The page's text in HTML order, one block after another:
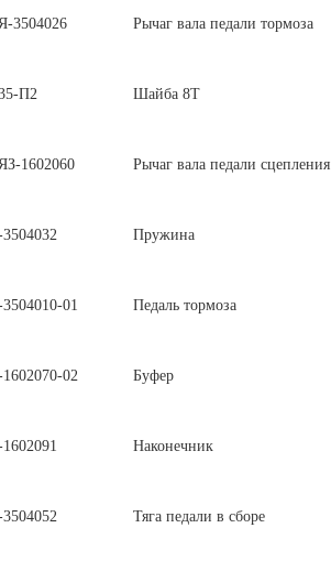
3504026 Рычаг вала педали тормоза
П2 Шайба 8Т
1602060 Рычаг вала педали сцепления
Пружина
01 Педаль тормоза
02 Буфер
Наконечник
Тяга педали в сборе